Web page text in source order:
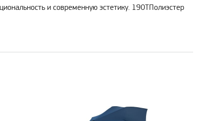
и современную эстетику. 190TПолиэстер